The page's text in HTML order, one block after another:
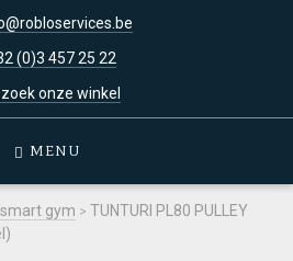
(0)3 457 25 22
onze winkel
MENU
gym > TUNTURI PL80 PULLEY